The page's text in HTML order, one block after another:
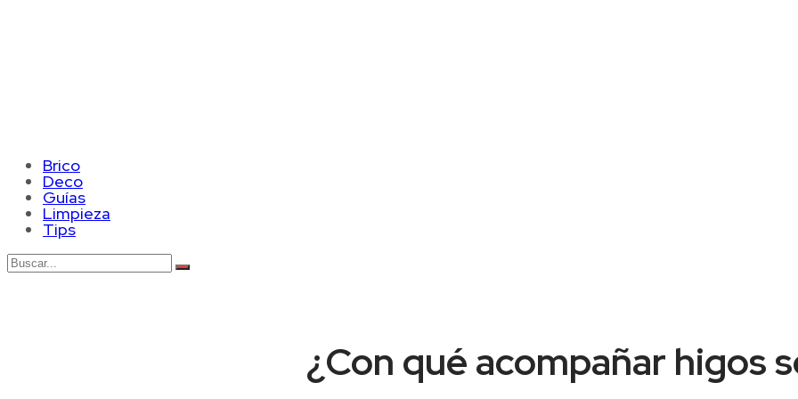
Brico
Deco
Guías
Limpieza
Tips
¿Con qué acompañar higos